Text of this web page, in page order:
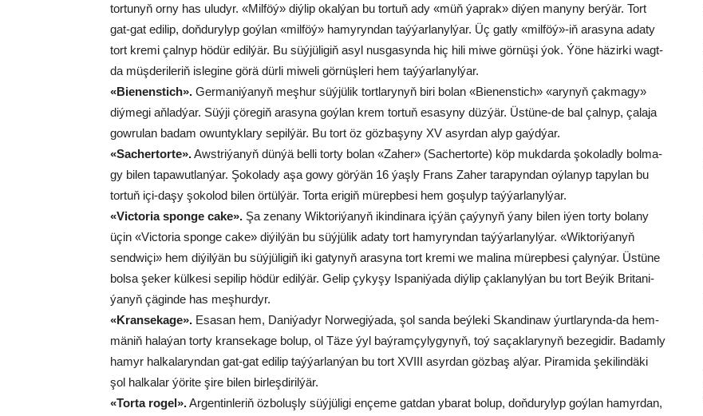
tor­tu­nyň or­ny has ulu­dyr. «Mil­föý» diý­lip okal­ýan bu tor­tuň ady «müň ýap­rak» di­ýen ma­ny­ny ber­ýär. Tort
gat-gat edi­lip, doň­du­ry­lyp goý­lan «mil­föý» ha­my­ryn­dan taý­ýar­la­nyl­ýar. Üç gat­ly «mil­föý»-iň ara­sy­na ada­ty
tort kre­mi çal­nyp hö­dür edil­ýär. Bu süý­jü­li­giň asyl nus­ga­syn­da hiç hi­li mi­we gör­nü­şi ýok. Ýö­ne hä­zir­ki wagt­
da müş­de­ri­le­riň is­le­gi­ne gö­rä dür­li mi­we­li gör­nüş­le­ri hem taý­ýar­la­nyl­ýar.
«Bie­nens­tich». Ger­ma­ni­ýa­nyň meş­hur süý­jü­lik tort­la­ry­nyň bi­ri bo­lan «Bie­nens­tich» «ary­nyň çak­ma­gy»
diý­me­gi aň­lad­ýar. Süý­ji çö­re­giň ara­sy­na goý­lan krem tor­tuň esa­sy­ny düz­ýär. Üs­tü­ne-de bal çal­nyp, ça­la­ja
gow­ru­lan ba­dam owun­tyk­la­ry se­pil­ýär. Bu tort öz göz­ba­şy­ny XV asyr­dan alyp gaýd­ýar.
«Sacher­tor­te».Awst­ri­ýa­nyň dün­ýä bel­li tor­ty bo­lan «Za­her» (Sacher­tor­te) köp muk­dar­da şo­ko­lad­ly bol­ma­
gy bi­len ta­pa­wut­lan­ýar. Şo­ko­la­dy aşa go­wy gör­ýän 16 ýaş­ly Frans Za­her ta­ra­pyn­dan oý­la­nyp ta­py­lan bu
tor­tuň içi-da­şy şo­ko­lod bi­len ör­tül­ýär. Tor­ta eri­giň mü­rep­be­si hem go­şu­lyp taý­ýar­la­nyl­ýar.
«Victo­ria spon­ge cake». Şa ze­na­ny Wik­to­ri­ýa­nyň ikin­dinara iç­ýän ça­ýy­nyň ýa­ny bi­len iýen tor­ty bo­la­ny
üçin «Victo­ria spon­ge cake» di­ýil­ýän bu süý­jü­lik ada­ty tort ha­my­ryn­dan taý­ýar­la­nyl­ýar. «Wik­to­ri­ýa­nyň
send­wi­çi» hem di­ýil­ýän bu süý­jü­ligiň iki ga­tynyň ara­sy­na tort kre­mi we malina mü­rep­be­si ça­lyn­ýar. Üs­tü­ne
bolsa şe­ker kül­ke­si se­pi­lip hö­dür edil­ýär. Ge­lip çy­ky­şy Is­pa­ni­ýa­da diý­lip çak­la­nyl­ýan bu tort Be­ýik Bri­ta­ni­
ýa­nyň çä­gin­de has meş­hur­dyr.
«Kran­se­ka­ge». Esa­san hem, Da­ni­ýa­dyr Nor­we­gi­ýa­da, şol san­da beý­le­ki Skan­di­naw ýurt­la­ryn­da-da hem­
mä­niň ha­la­ýan tor­ty kran­se­ka­ge bo­lup, ol Tä­ze ýyl baý­ram­çy­ly­gy­nyň, toý sa­çak­la­ry­nyň be­ze­gi­dir. Ba­dam­ly
ha­myr hal­ka­la­ryn­dan gat-gat edi­lip taý­ýar­lan­ýan bu tort XVIII asyr­dan göz­baş al­ýar. Pi­ra­mi­da şeki­lin­dä­ki
şol hal­ka­lar ýö­ri­te şi­re bi­len bir­leş­di­ril­ýär.
«Tor­ta ro­gel».Ar­gen­tin­le­riň öz­bo­luş­ly süý­jü­li­gi en­çe­me gat­dan yba­rat bo­lup, doň­du­ry­lyp goý­lan ha­myr­dan,